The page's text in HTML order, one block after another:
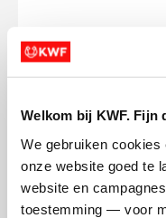
Welkom bij KWF. Fijn
We gebruiken cookies
onze website goed te
website en
toestemming — voor
Ik wil